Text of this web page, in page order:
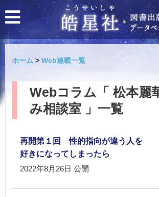
ホーム > Web連載一覧
Webコラム「 松本麗
み相談室 」一覧
再開第１回 性的指向が違う人を
好きになってしまったら
2022年8月26日 公開